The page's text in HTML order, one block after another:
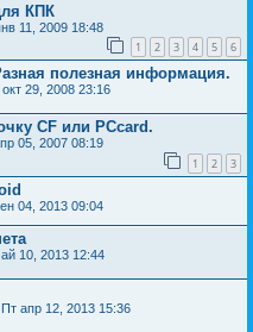
КПК
11, 2009 18:48
1 2 3 4 5 6
полезная информация.
29, 2008 23:16
CF или PCcard.
05, 2007 08:19
1 2 3
04, 2013 09:04
10, 2013 12:44
Пт апр 12, 2013 15:36